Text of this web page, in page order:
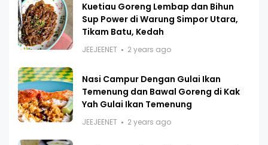
Kuetiau Goreng Lembap dan Bihun
Sup Power di Warung Simpor Utara,
Tikam Batu, Kedah
JEEJEENET 2 years ago
Nasi Campur Dengan Gulai Ikan
Temenung dan Bawal Goreng di Kak
Yah Gulai Ikan Temenung
JEEJEENET 2 years ago